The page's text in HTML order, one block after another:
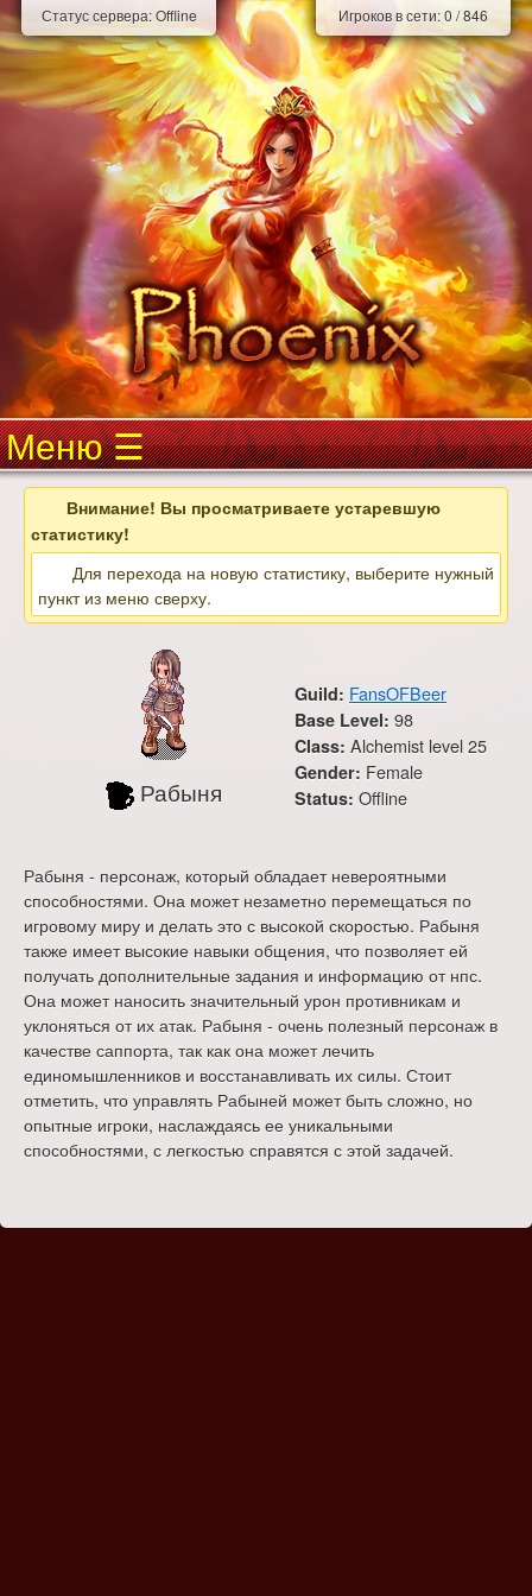
Статус сервера:Offline Игроков в сети:0 /846
Меню
Внимание! Вы просматриваете устаревшую
статистику!
Для перехода на новую статистику, выберите нужный
пункт из меню сверху.
Рабыня
Guild: FansOFBeer
Base Level: 98
Class: Alchemist level 25
Gender: Female
Status: Offline
Рабыня - персонаж, который обладает невероятными
способностями. Она может незаметно перемещаться по
игровому миру и делать это с высокой скоростью. Рабыня
также имеет высокие навыки общения, что позволяет ей
получать дополнительные задания и информацию от нпс.
Она может наносить значительный урон противникам и
уклоняться от их атак. Рабыня - очень полезный персонаж в
качестве саппорта, так как она может лечить
единомышленников и восстанавливать их силы. Стоит
отметить, что управлять Рабыней может быть сложно, но
опытные игроки, наслаждаясь ее уникальными
способностями, с легкостью справятся с этой задачей.